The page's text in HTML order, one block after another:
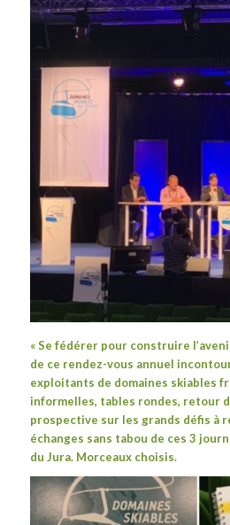
« Se fédérer pour construire
de ce rendez-vous annuel
exploitants de domaines skiables
informelles, tables rondes, retour
prospective sur les grands défis à
échanges sans tabou de ces 3
du Jura. Morceaux choisis.